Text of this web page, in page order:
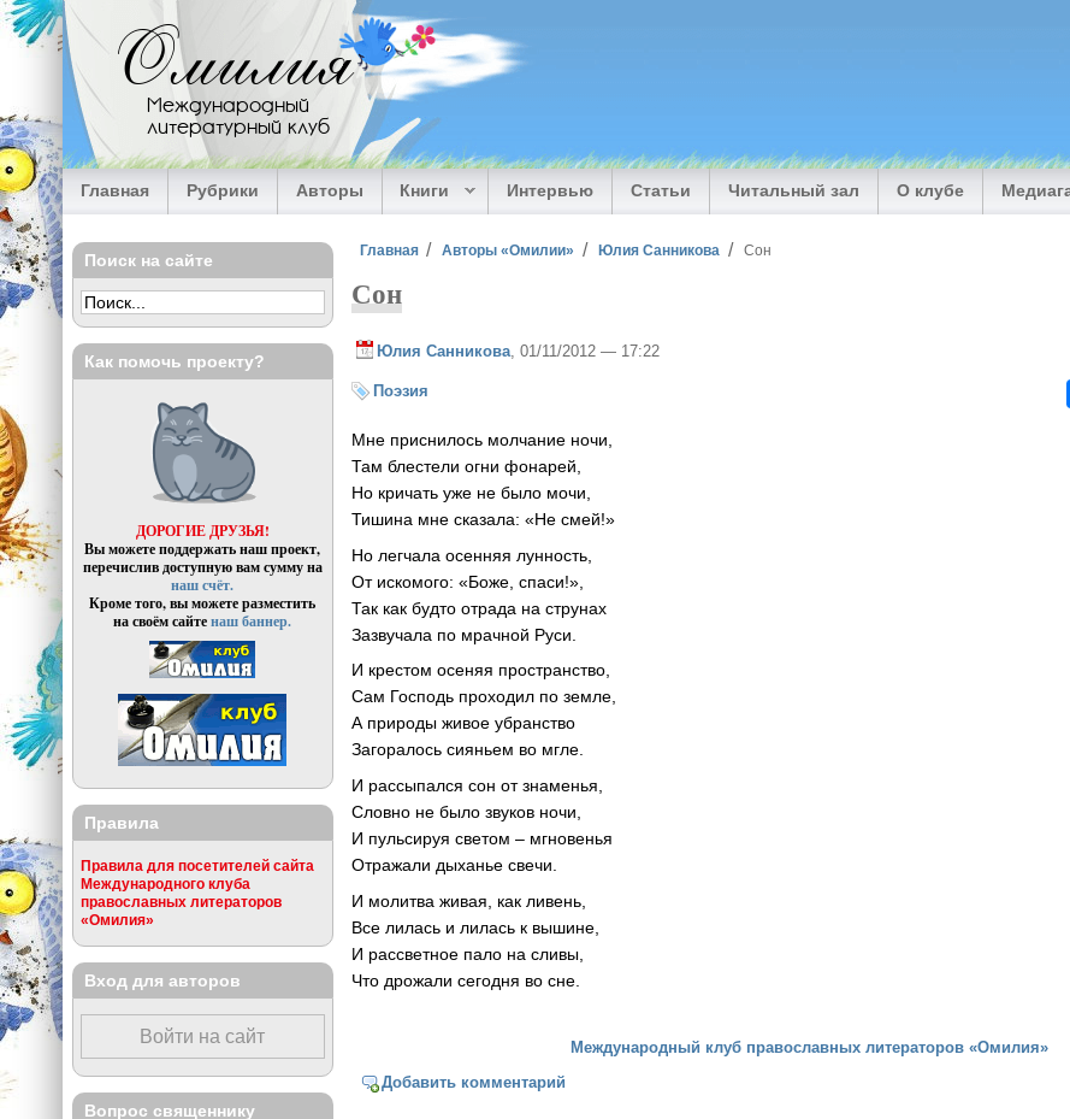
Перейти к основному содержанию
Омилия
Международный
литературный клуб
Главная Рубрики Авторы Книги Интервью Статьи Читальный зал О клубе
Вы здесь
Главная Авторы «Омилии» Юлия Санникова Сон
Сон
Юлия Санникова , 01/11/2012 — 17:22
Поэзия
Мне приснилось молчание ночи,
Там блестели огни фонарей,
Но кричать уже не было мочи,
Тишина мне сказала: «Не смей!»
Но легчала осенняя лунность,
От искомого: «Боже, спаси!»,
Так как будто отрада на струнах
Зазвучала по мрачной Руси.
И крестом осеняя пространство,
Сам Господь проходил по земле,
А природы живое убранство
Загоралось сияньем во мгле.
И рассыпался сон от знаменья,
Словно не было звуков ночи,
И пульсируя светом – мгновенья
Отражали дыханье свечи.
И молитва живая, как ливень,
Все лилась и лилась к вышине,
И рассветное пало на сливы,
Что дрожали сегодня во сне.
Международный клуб православных литераторов «Омилия»
Добавить комментарий
Поиск на сайте
Как помочь проекту?
ДОРОГИЕ ДРУЗЬЯ!
Вы можете поддержать наш проект,
перечислив доступную вам сумму на
наш счёт.
Кроме того, вы можете разместить
на своём сайтенаш баннер.
Правила
Правила для посетителей сайта
Международного клуба
православных литераторов
«Омилия»
Вход для авторов
Войти на сайт
Вопрос священнику